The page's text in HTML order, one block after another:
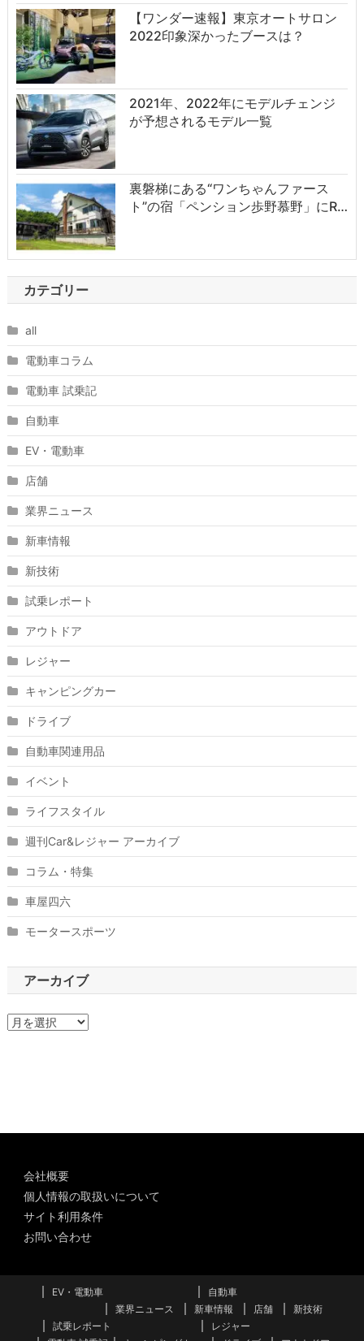
【ワンダー速報】東京オートサロン
2022印象深かったブースは？
2021年、2022年にモデルチェンジ
が予想されるモデル一覧
裏磐梯にある“ワンちゃんファース
ト”の宿「ペンション歩野慕野」にR…
カテゴリー
all
電動車コラム
電動車 試乗記
自動車
EV・電動車
店舗
業界ニュース
新車情報
新技術
試乗レポート
アウトドア
レジャー
キャンピングカー
ドライブ
自動車関連用品
イベント
ライフスタイル
週刊Car&レジャー アーカイブ
コラム・特集
車屋四六
モータースポーツ
アーカイブ
ア
会社概要
個人情報の取扱いについて
サイト利用条件
お問い合わせ
EV・電動車
自動車
業界ニュース
新車情報 店舗
新技術
試乗レポート
レジャー